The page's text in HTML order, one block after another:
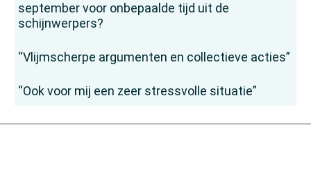
september voor onbepaalde tijd uit de
schijnwerpers?
“Vlijmscherpe argumenten en collectieve acties”
“Ook voor mij een zeer stressvolle situatie”